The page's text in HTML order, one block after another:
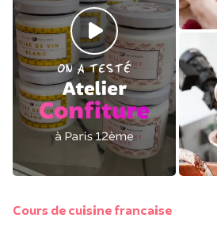
Cours de cuisine francaise